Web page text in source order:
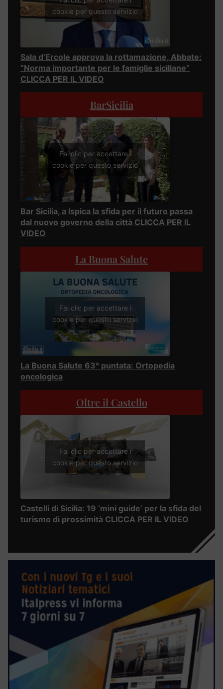
cookie per questo servizio
Sala d’Ercole approva la rottamazione, Abbate:
“Norma importante per le famiglie siciliane”
CLICCA PER IL VIDEO
BarSicilia
Fai clic per accettare i
cookie per questo servizio
Bar Sicilia, a Ispica la sfida per il futuro passa
dal nuovo governo della città CLICCA PER IL
VIDEO
La Buona Salute
Fai clic per accettare i
cookie per questo servizio
La Buona Salute 63° puntata: Ortopedia
oncologica
Oltre il Castello
Fai clic per accettare i
cookie per questo servizio
Castelli di Sicilia: 19 ‘mini guide’ per la sfida del
turismo di prossimità CLICCA PER IL VIDEO